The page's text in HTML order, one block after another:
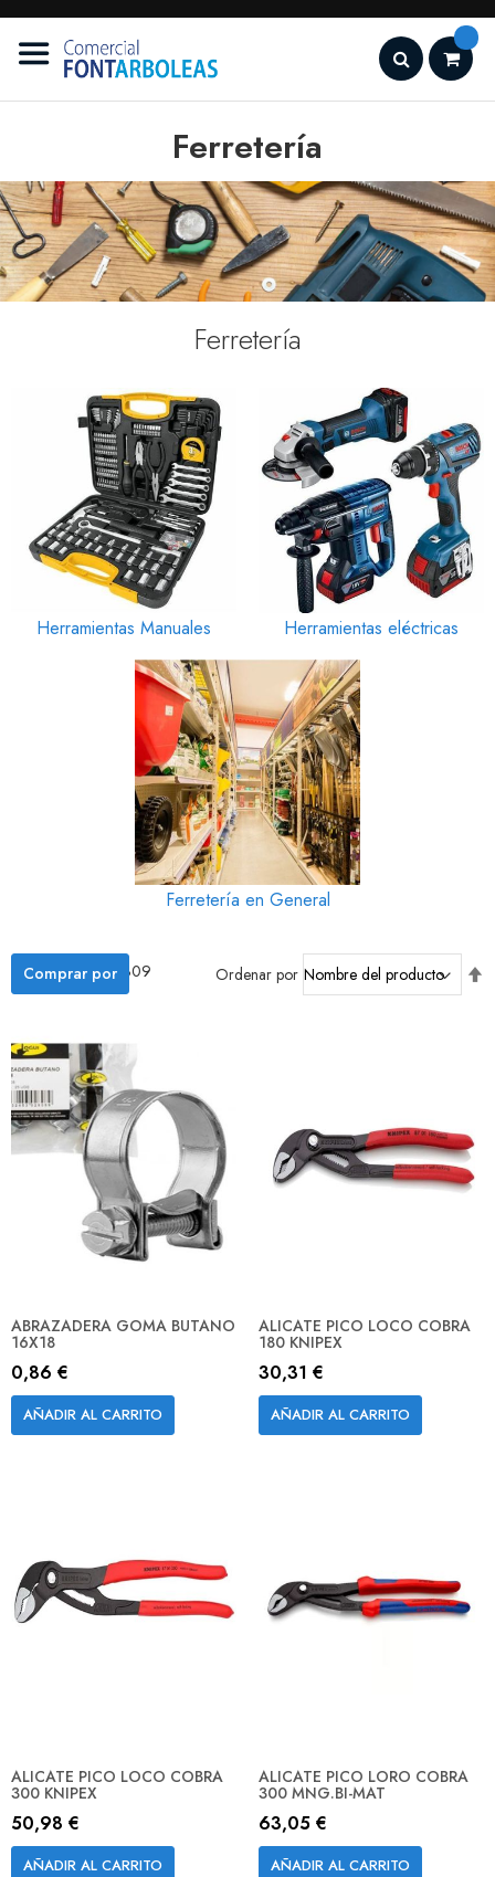
al
contenido
Search
Ferretería
Ferretería
Herramientas Manuales Herramientas eléctricas
Ferretería en General
Artículos1-12de 309 Ordenar por
ABRAZADERA GOMA BUTANO
16X18
0,86 €
AÑADIR AL CARRITO
ALICATE PICO LOCO COBRA
180 KNIPEX
30,31 €
AÑADIR AL CARRITO
ALICATE PICO LOCO COBRA
300 KNIPEX
50,98 €
AÑADIR AL CARRITO
ALICATE PICO LORO COBRA
300 MNG.BI-MAT
63,05 €
AÑADIR AL CARRITO
Comprar por